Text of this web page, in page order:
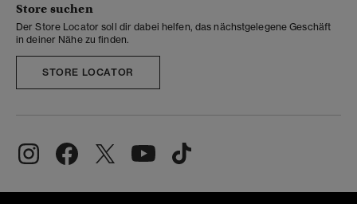
Store suchen
Der Store Locator soll dir dabei helfen, das nächstgelegene Geschäft
in deiner Nähe zu finden.
STORE LOCATOR